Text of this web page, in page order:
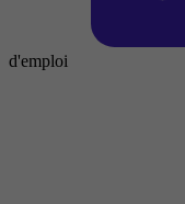
d'emploi